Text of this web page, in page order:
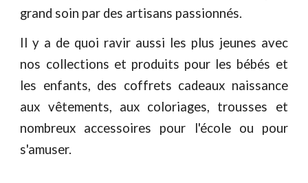
grand soin par des artisans passionnés.
Il y a de quoi ravir aussi les plus jeunes avec
nos collections et produits pour les bébés et
les enfants, des coffrets cadeaux naissance
aux vêtements, aux coloriages, trousses et
nombreux accessoires pour l'école ou pour
s'amuser.